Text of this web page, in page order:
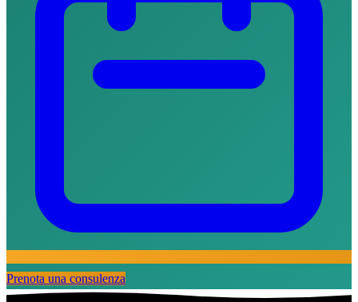
Prenota una consulenza